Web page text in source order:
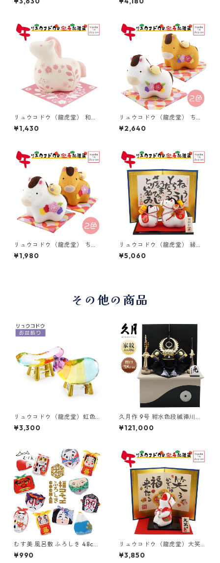
月/干支/午年/令和8年/2026
花飾り 41-80 和雑貨/お正
リュウコドウ（龍虎堂） 和紙
ぷてぃ うま R-268 和雑貨/
お正月/干支/午年/令和8年/20
¥1,430
リュウコドウ（龍虎堂） ちり
めん 花親子 午 （大） R-49
和雑貨/お正月/干支/午年/令和
¥2,640
リュウコドウ（龍虎堂） ちり
めん 花親子 午 （小） R-48
和雑貨/お正月/干支/午年/令和
¥1,980
リュウコドウ（龍虎堂） 縁起
かつぎ 親子午 R-22 和雑貨/
お正月/干支/午年/令和8年/20
¥5,060
その他の商品
リュウコドウ（龍虎堂）虹色
クリスタル 精霊馬（ナス・キ
ュウリ 一対）盆飾り/和雑貨/
¥3,300
久月作 9号 紺水色段縅徳川家
康公の兜 黒松屏風・モカ収納
台飾り 五月人形/端午の節句/
¥121,000
むす美 風呂敷 ふろしき 48cm
福コチャエ 京都 山田繊維 日
本製
¥990
リュウコドウ（龍虎堂）大笑
い 午 （大） 屏風付き R-31
和雑貨/お正月/干支/午年/令和
¥3,850